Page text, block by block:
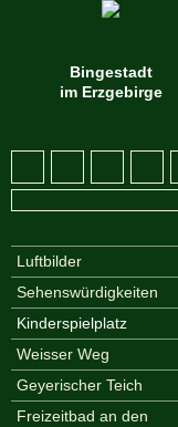
Bingestadt
im Erzgebirge
Luftbilder
Sehenswürdigkeiten
Kinderspielplatz
Weisser Weg
Geyerischer Teich
Freizeitbad an den